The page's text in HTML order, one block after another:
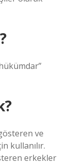
ve
kullanılır.
erkekler